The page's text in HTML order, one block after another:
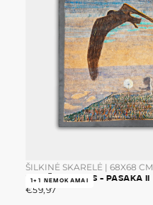
ŠILKINĖ SKARELĖ | 68X68 CM
M.K. ČIURLIONIS - PASAKA II
1+1 NEMOKAMAI
€59,97
ĮPRASTA
€59,97